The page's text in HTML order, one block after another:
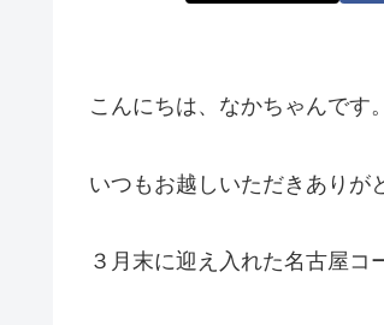
こんにちは、なかちゃんです。
いつもお越しいただきありが
３月末に迎え入れた名古屋コ